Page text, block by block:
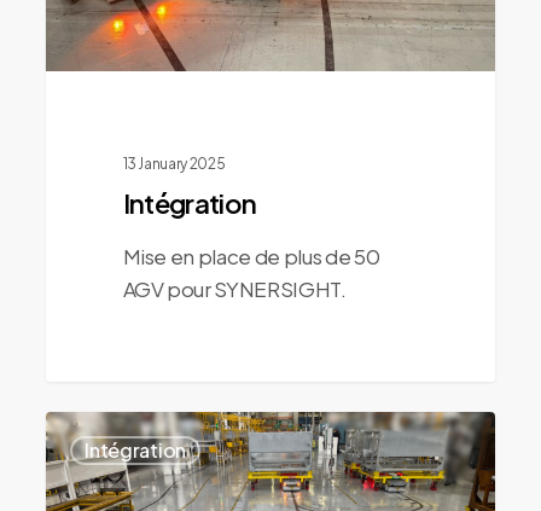
13 January 2025
Intégration
Mise en place de plus de 50
AGV pour SYNERSIGHT.
Intégration
0